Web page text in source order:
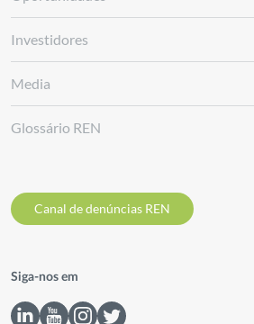
Investidores
Media
Glossário REN
Canal de denúncias REN
Siga-nos em